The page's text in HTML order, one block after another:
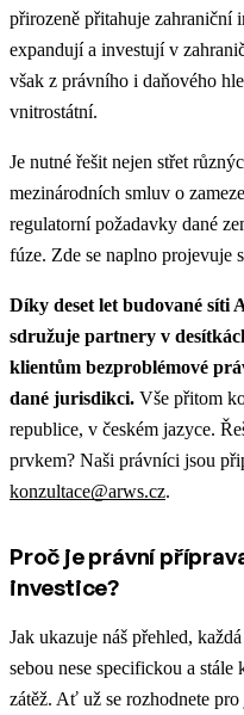
přirozeně přitahuje zahraniční
expandují a investují v
však z právního i daňového
vnitrostátní.
Je nutné řešit nejen střet
mezinárodních smluv o
regulatorní požadavky dané
fúze. Zde se naplno projevuje
Díky deset let budované síti
sdružuje partnery v
klientům bezproblémové
dané jurisdikci. Vše přitom
republice, v českém jazyce.
prvkem? Naši právníci jsou
konzultace@arws.cz.
Proč je právní
investice?
Jak ukazuje náš přehled,
sebou nese specifickou a
zátěž. Ať už se rozhodnete